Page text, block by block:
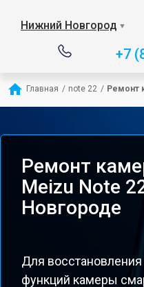
Нижний Новгород ▼
+7
Главная / note 22 / Ремонт
Ремонт
Meizu Note
Новгороде
Для
функций камеры